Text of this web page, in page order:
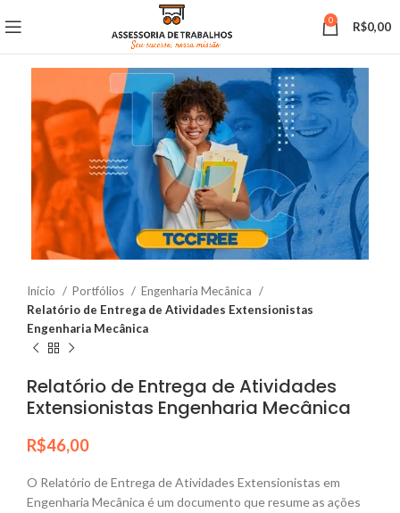
0 R$0,00
Início Portfólios
Engenharia Mecânica
Relatório de Entrega de Atividades Extensionistas
Engenharia Mecânica
Relatório de Entrega de Atividades
Extensionistas Engenharia Mecânica
R$46,00
O Relatório de Entrega de Atividades Extensionistas em
Engenharia Mecânica é um documento que resume as ações